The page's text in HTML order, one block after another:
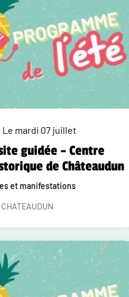
Le mardi 07 juillet
guidée – Centre
de Châteaudun
et manifestations
CHATEAUDUN